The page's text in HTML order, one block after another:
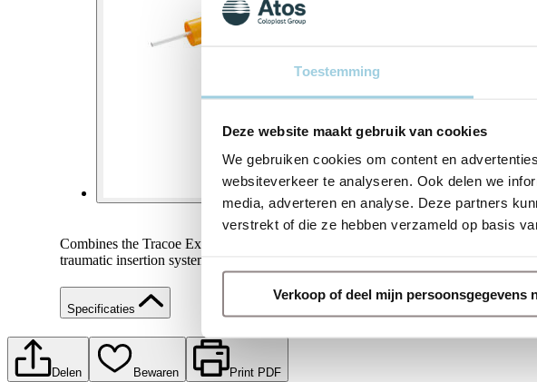
Toestemming
Deze website maakt gebruik van cookies
We gebruiken cookies om content en
websiteverkeer te analyseren. Ook delen we
media, adverteren en analyse. Deze partners
verstrekt of die ze hebben verzameld op basis
Verkoop of deel mijn persoonsgegevens
Combines the Tracoe Experc Dilation set (REF 520) with Tracoe Vario XL
traumatic insertion system (REF 451-P)
Specificaties
Delen Bewaren Print PDF